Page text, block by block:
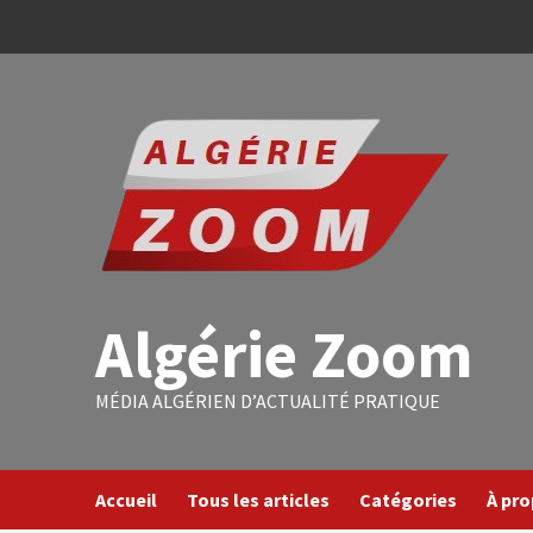
Algérie Zoom
MÉDIA ALGÉRIEN D’ACTUALITÉ PRATIQUE
Accueil Tous les articles Catégories À